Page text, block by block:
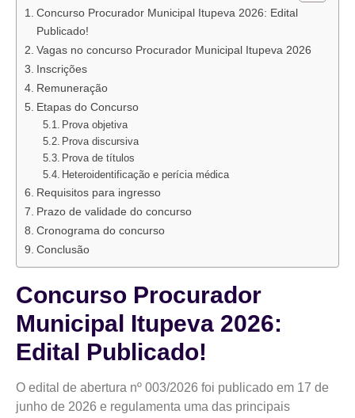
Concurso Procurador Municipal Itupeva 2026: Edital
Publicado!
Vagas no concurso Procurador Municipal Itupeva 2026
Inscrições
Remuneração
Etapas do Concurso
Prova objetiva
Prova discursiva
Prova de títulos
Heteroidentificação e perícia médica
Requisitos para ingresso
Prazo de validade do concurso
Cronograma do concurso
Conclusão
Concurso Procurador
Municipal Itupeva 2026:
Edital Publicado!
O edital de abertura nº 003/2026 foi publicado em 17 de
junho de 2026 e regulamenta uma das principais